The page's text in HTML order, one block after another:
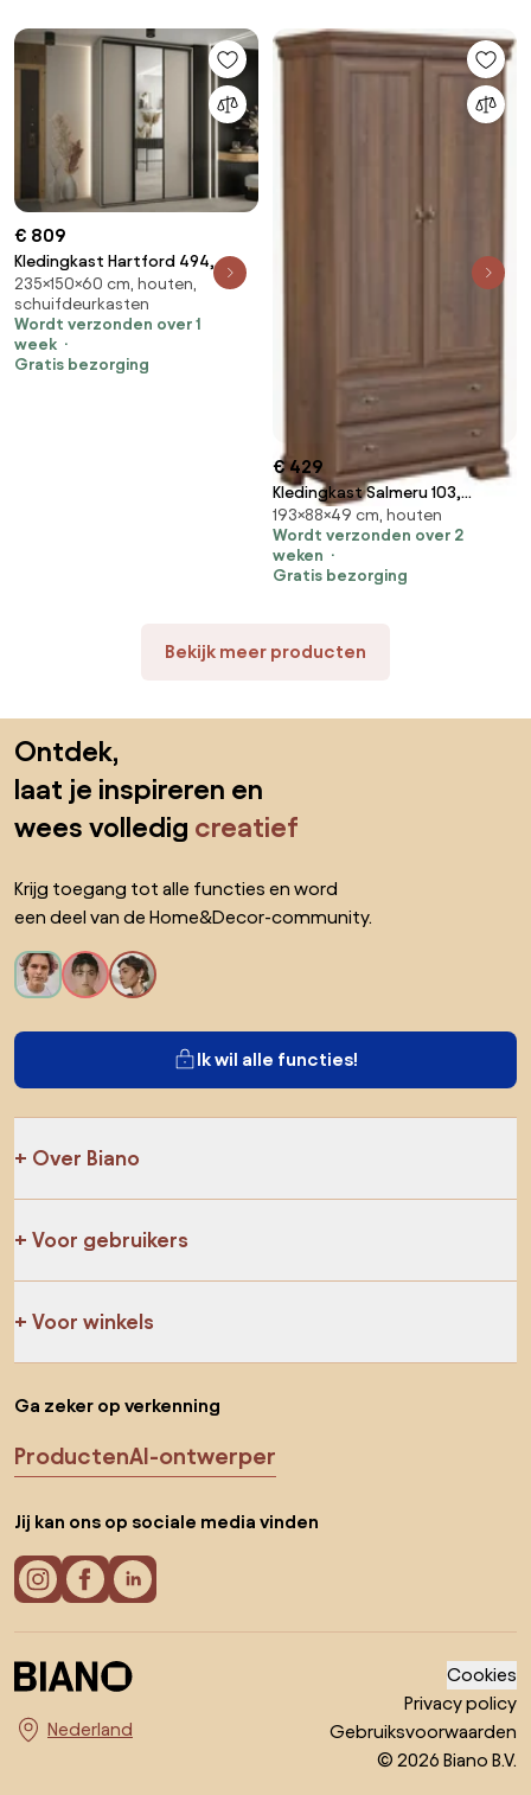
€ 809
Kledingkast Hartford 494,
Zwart, Kasjmier, 235x150x60cm,
141.9 kg, Kledingkast deuren:
Schuivend
235×150×60 cm, houten,
schuifdeurkasten
Wordt verzonden over 1
week
Gratis bezorging
€ 429
Kledingkast Salmeru 103,
Samoa King Moer,
193x88x49cm, 59 kg,
Kledingkast deuren: Met
193×88×49 cm, houten
Wordt verzonden over 2
weken
Gratis bezorging
Bekijk meer producten
Ontdek,
laat je inspireren en
wees volledig creatief
Krijg toegang tot alle functies en word
een deel van de Home&Decor-community.
Ik wil alle functies!
Over Biano
Voor gebruikers
Voor winkels
Ga zeker op verkenning
ProductenAI-ontwerper
Jij kan ons op sociale media vinden
Kies land
Cookies
Privacy policy
Gebruiksvoorwaarden
© 2026 Biano B.V.